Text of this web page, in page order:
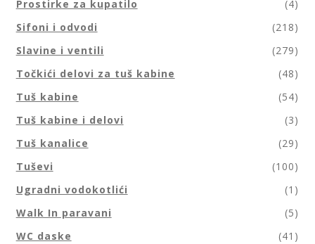
Prostirke za kupatilo
(4)
Sifoni i odvodi
(218)
Slavine i ventili
(279)
Točkići delovi za tuš kabine
(48)
Tuš kabine
(54)
Tuš kabine i delovi
(3)
Tuš kanalice
(29)
Tuševi
(100)
Ugradni vodokotlići
(1)
Walk In paravani
(5)
WC daske
(41)